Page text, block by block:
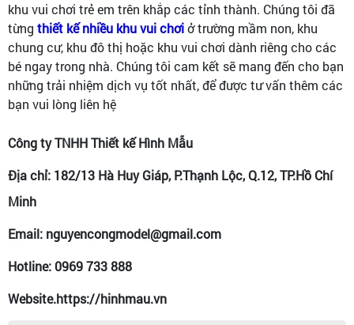
khu vui chơi trẻ em trên khắp các tỉnh thành. Chúng tôi đã
từng thiết kế nhiều khu vui chơiở trường mầm non, khu
chung cư, khu đô thị hoặc khu vui chơi dành riêng cho các
bé ngay trong nhà. Chúng tôi cam kết sẽ mang đến cho bạn
những trải nhiệm dịch vụ tốt nhất, để được tư vấn thêm các
bạn vui lòng liên hệ
Công ty TNHH Thiết kế Hình Mẫu
Địa chỉ: 182/13 Hà Huy Giáp, P.Thạnh Lộc, Q.12, TP.Hồ Chí
Minh
Email: nguyencongmodel@gmail.com
Hotline: 0969 733 888
Website.https://hinhmau.vn